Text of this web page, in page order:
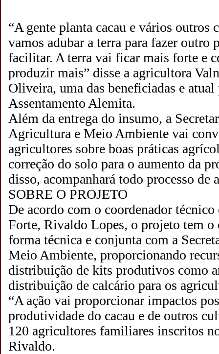
“A gente planta cacau e vários outros
vamos adubar a terra para fazer outro
facilitar. A terra vai ficar mais forte e
produzir mais” disse a agricultora
Oliveira, uma das beneficiadas e atual
Assentamento Alemita.
Além da entrega do insumo, a
Agricultura e Meio Ambiente vai
agricultores sobre boas práticas
correção do solo para o aumento da
disso, acompanhará todo processo de
SOBRE O PROJETO
De acordo com o coordenador
Forte, Rivaldo Lopes, o projeto tem o
forma técnica e conjunta com a
Meio Ambiente, proporcionando
distribuição de kits produtivos como
distribuição de calcário para os
“A ação vai proporcionar impactos
produtividade do cacau e de outros
120 agricultores familiares inscritos
Rivaldo.